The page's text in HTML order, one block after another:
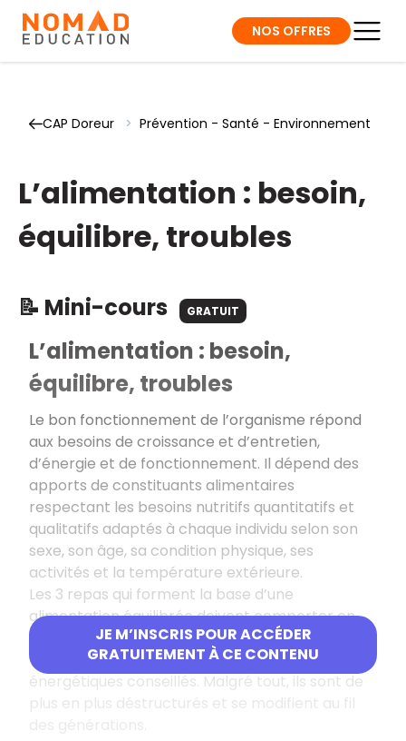
NOS OFFRES
CAP Doreur > Prévention - Santé - Environnement
L’alimentation : besoin,
équilibre, troubles
📝 Mini-cours GRATUIT
JE M’INSCRIS POUR ACCÉDER
GRATUITEMENT À CE CONTENU
L’alimentation : besoin,
équilibre, troubles
Le bon fonctionnement de l’organisme répond
aux besoins de croissance et d’entretien,
d’énergie et de fonctionnement. Il dépend des
apports de constituants alimentaires
respectant les besoins nutritifs quantitatifs et
qualitatifs adaptés à chaque individu selon son
sexe, son âge, sa condition physique, ses
activités et la température extérieure.
Les 3 repas qui forment la base d’une
alimentation équilibrée doivent comporter en
pourcentage connu des groupes alimentaires
variés pour répondre à des apports
énergétiques conseillés. Malgré tout, ils sont de